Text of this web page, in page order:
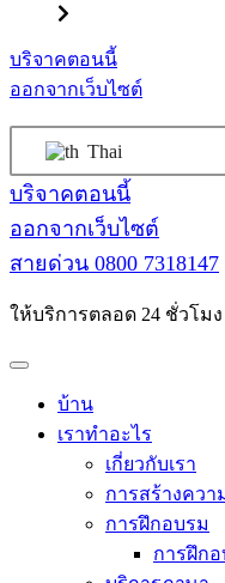
ข้าม
ไป
เนื้อหา
บริจาคตอนนี้
ออกจากเว็บไซต์
Thai
บริจาคตอนนี้
ออกจากเว็บไซต์
สายด่วน 0800 7318147
ให้บริการตลอด 24 ชั่วโม
บ้าน
เราทำอะไร
เกี่ยวกับเรา
การสร้างคว
การฝึกอบรม
การฝึก